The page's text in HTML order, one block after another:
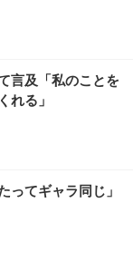
言及「私のことを
れる」
ってギャラ同じ」